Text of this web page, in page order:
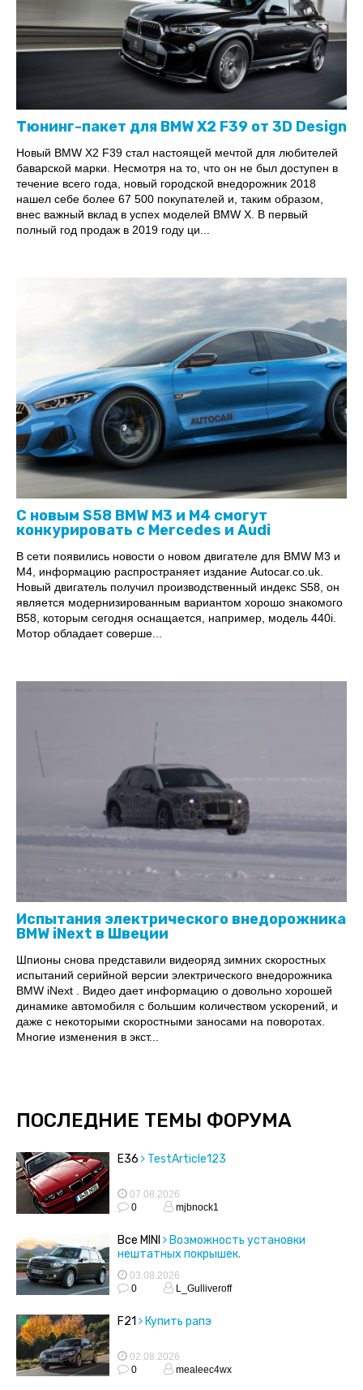
Тюнинг-пакет для BMW X2 F39 от 3D Design
Новый BMW X2 F39 стал настоящей мечтой для любителей
баварской марки. Несмотря на то, что он не был доступен в
течение всего года, новый городской внедорожник 2018
нашел себе более 67 500 покупателей и, таким образом,
внес важный вклад в успех моделей BMW X. В первый
полный год продаж в 2019 году ци...
С новым S58 BMW M3 и M4 смогут
конкурировать с Mercedes и Audi
В сети появились новости о новом двигателе для BMW M3 и
M4, информацию распространяет издание Autocar.co.uk.
Новый двигатель получил производственный индекс S58, он
является модернизированным вариантом хорошо знакомого
B58, которым сегодня оснащается, например, модель 440i.
Мотор обладает соверше...
Испытания электрического внедорожника
BMW iNext в Швеции
Шпионы снова представили видеоряд зимних скоростных
испытаний серийной версии электрического внедорожника
BMW iNext . Видео дает информацию о довольно хорошей
динамике автомобиля с большим количеством ускорений, и
даже с некоторыми скоростными заносами на поворотах.
Многие изменения в экст...
ПОСЛЕДНИЕ ТЕМЫ ФОРУМА
E36 TestArticle123
07.08.2026
0
mjbnock1
Все MINI
Возможность установки
нештатных покрышек.
03.08.2026
0
L_Gulliveroff
F21 Купить рапэ
02.08.2026
0
mealeec4wx